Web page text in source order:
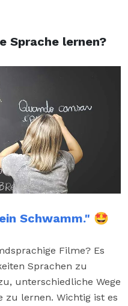
Sprache lernen?
Schwamm." 🤩
Filme? Es
Sprachen zu
unterschiedliche Wege
zu lernen. Wichtig ist es